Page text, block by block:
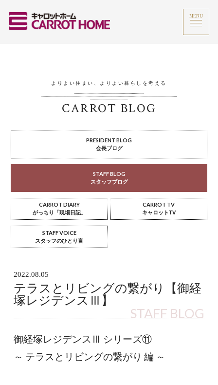
MENU
よりよい住まい、よりよい暮らしを考える
CARROT BLOG
PRESIDENT BLOG
会長ブログ
STAFF BLOG
スタッフブログ
CARROT DIARY
がっちり「現場日記」
CARROT TV
キャロットTV
STAFF VOICE
スタッフのひとり言
2022.08.05
テラスとリビングの繋がり【御経
塚レジデンスⅢ】
STAFF BLOG
御経塚レジデンスⅢ シリーズ⑪
～ テラスとリビングの繋がり 編 ～